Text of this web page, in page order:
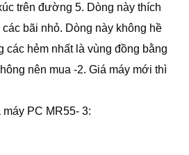
trên đường 5. Dòng này thích
bãi nhỏ. Dòng này không hề
các hẻm nhất là vùng đồng bằng
nên mua -2. Giá máy mới thì
PC MR55- 3: